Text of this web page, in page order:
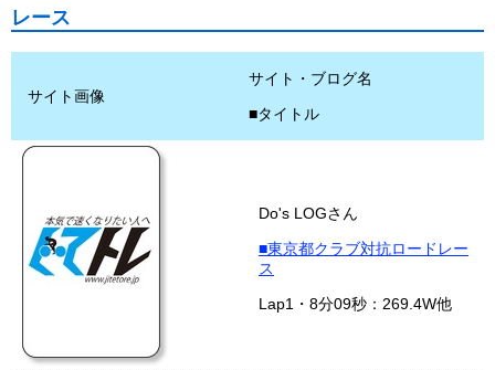
レース
サイト画像
サイト・ブログ名
■タイトル
Do's LOGさん
■東京都クラブ対抗ロードレー
ス
Lap1・8分09秒：269.4W他